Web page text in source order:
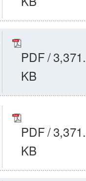
PDF/
KB
PDF/
KB